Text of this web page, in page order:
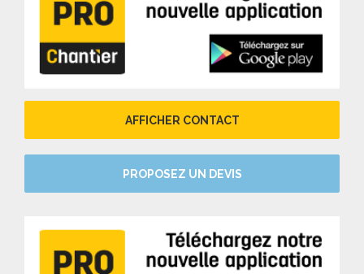
AFFICHER CONTACT
PROPOSEZ UN DEVIS